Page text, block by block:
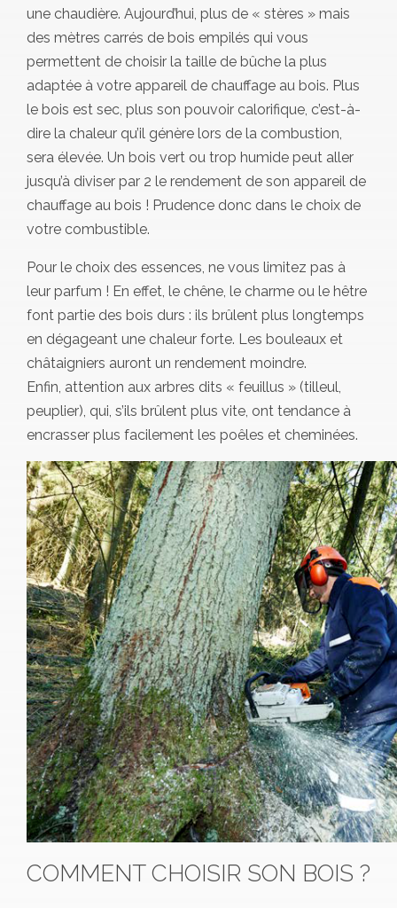
une chaudière. Aujourd’hui, plus de « stères » mais
des mètres carrés de bois empilés qui vous
permettent de choisir la taille de bûche la plus
adaptée à votre appareil de chauffage au bois. Plus
le bois est sec, plus son pouvoir calorifique, c’est-à-
dire la chaleur qu’il génère lors de la combustion,
sera élevée. Un bois vert ou trop humide peut aller
jusqu’à diviser par 2 le rendement de son appareil de
chauffage au bois ! Prudence donc dans le choix de
votre combustible.
Pour le choix des essences, ne vous limitez pas à
leur parfum ! En effet, le chêne, le charme ou le hêtre
font partie des bois durs : ils brûlent plus longtemps
en dégageant une chaleur forte. Les bouleaux et
châtaigniers auront un rendement moindre.
Enfin, attention aux arbres dits « feuillus » (tilleul,
peuplier), qui, s’ils brûlent plus vite, ont tendance à
encrasser plus facilement les poêles et cheminées.
COMMENT CHOISIR SON BOIS ?